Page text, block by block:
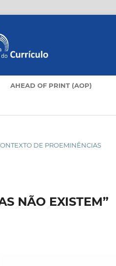
AHEAD OF PRINT (AOP)
DE PROEMINÊNCIAS
NÃO EXISTEM”